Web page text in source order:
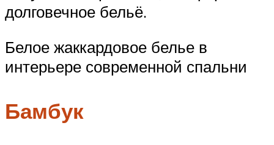
долговечное бельё.
Белое жаккардовое белье в
интерьере современной спальни
Бамбук